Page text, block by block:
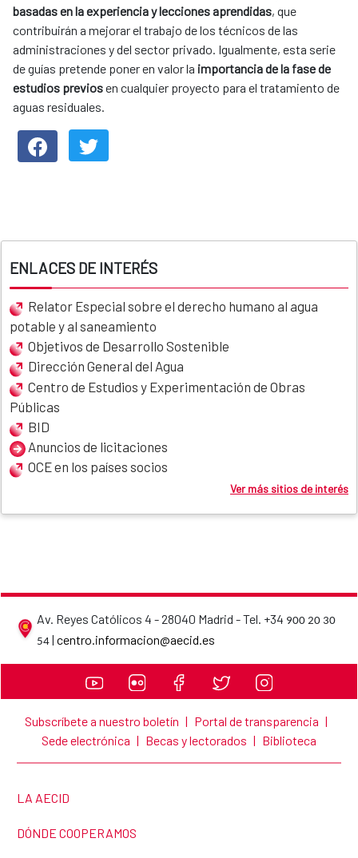
basadas en la experiencia y lecciones aprendidas, que
contribuirán a mejorar el trabajo de los técnicos de las
administraciones y del sector privado. Igualmente, esta serie
de guías pretende poner en valor la importancia de la fase de
estudios previosen cualquier proyecto para el tratamiento de
aguas residuales.
ENLACES DE INTERÉS
Relator Especial sobre el derecho humano al agua
potable y al saneamiento
Objetivos de Desarrollo Sostenible
Dirección General del Agua
Centro de Estudios y Experimentación de Obras
Públicas
BID
Anuncios de licitaciones
OCE en los países socios
Ver más sitios de interés
Av. Reyes Católicos 4 - 28040 Madrid - Tel. +34 900 20 30
54 | centro.informacion@aecid.esAECID contact details
Subscríbete a nuestro boletín | Portal de transparencia |
Sede electrónica | Becas y lectorados | Biblioteca
LINK TO THE WEBSITE:
LA AECID
LINK TO THE WEBSITE:
DÓNDE COOPERAMOS